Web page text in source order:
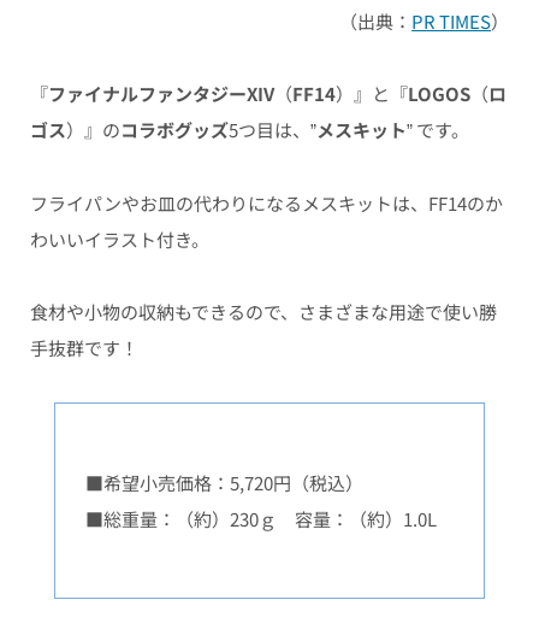
（出典： PR TIMES）
『ファイナルファンタジーXIV（FF14）』と『LOGOS（ロ
ゴス）』のコラボグッズ5つ目は、”メスキット” です。
フライパンやお皿の代わりになるメスキットは、FF14のか
わいいイラスト付き。
食材や小物の収納もできるので、さまざまな用途で使い勝
手抜群です！
■希望小売価格：5,720円（税込）
■総重量：（約）230ｇ 容量：（約）1.0L